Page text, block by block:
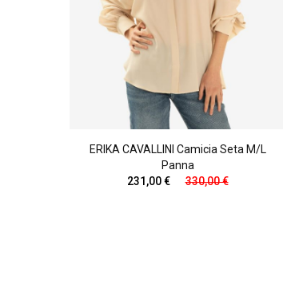
ERIKA CAVALLINI Camicia Seta M/l
Panna
231,00 €
330,00 €